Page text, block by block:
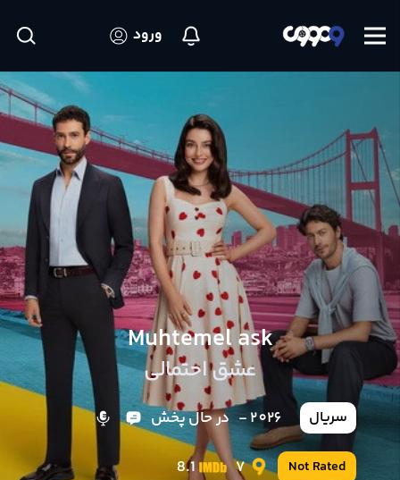
ورود
Muhtemel ask
عشق احتمالی
سریال 2026 - در حال پخش
Not Rated
7
8.1